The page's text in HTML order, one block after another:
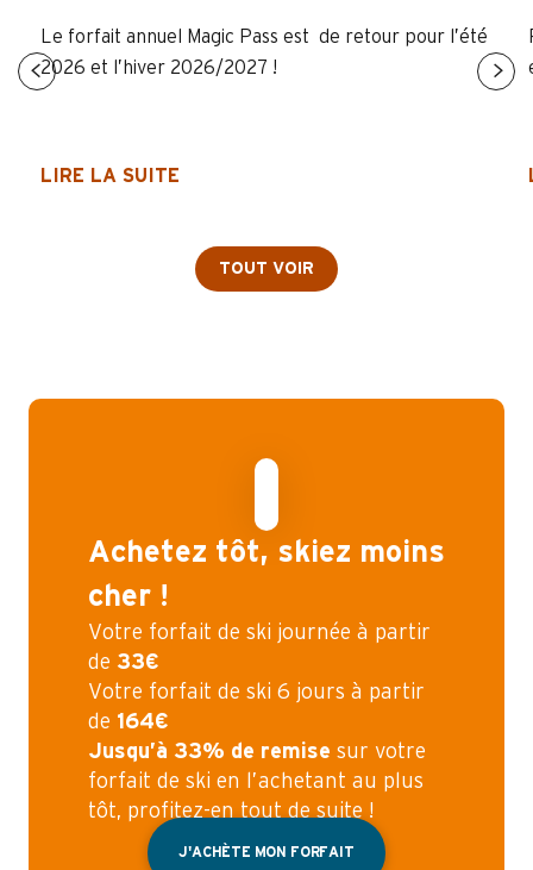
Le forfait annuel Magic Pass est de retour pour l’été
2026 et l’hiver 2026/2027 !
LIRE LA SUITE
TOUT VOIR
Achetez tôt, skiez moins
cher !
Votre forfait de ski journée à partir
de 33€
Votre forfait de ski 6 jours à partir
de 164€
Jusqu’à 33% de remise sur votre
forfait de ski en l’achetant au plus
tôt, profitez-en tout de suite !
J'ACHÈTE MON FORFAIT